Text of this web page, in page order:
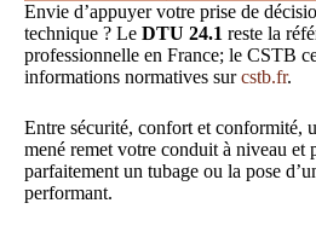
Envie d’appuyer votre prise de
technique ? Le DTU 24.1 reste la
professionnelle en France; le CSTB
informations normatives surcstb.fr.
Entre sécurité, confort et conformité,
mené remet votre conduit à niveau et
parfaitement un tubage ou la pose
performant.